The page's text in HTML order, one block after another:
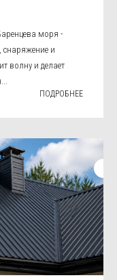
моря -
и
волну и делает
ПОДРОБНЕЕ